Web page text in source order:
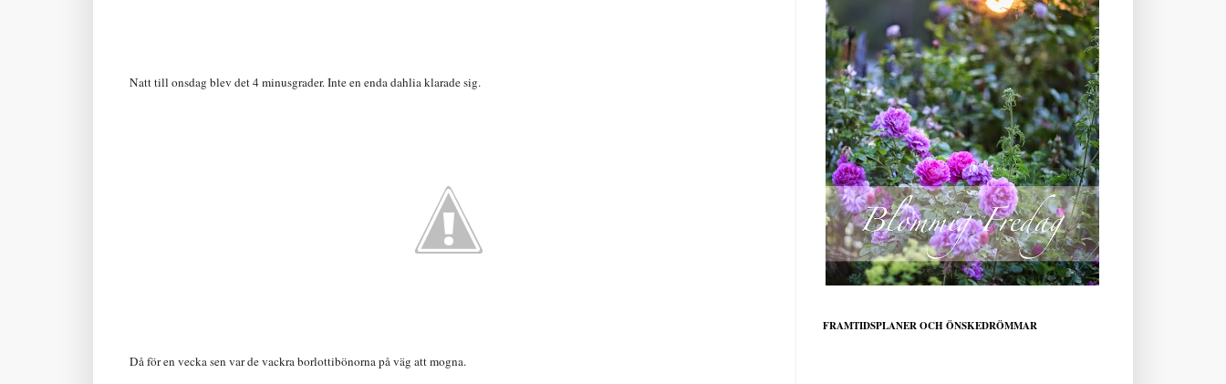
Natt till onsdag blev det 4 minusgrader. Inte en enda dahlia klarade sig.
Då för en vecka sen var de vackra borlottibönorna på väg att mogna.
FRAMTIDSPLANER OCH ÖNSKEDRÖMMAR